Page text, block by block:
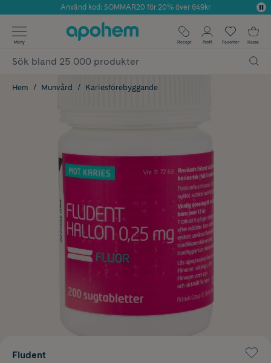
Årets Butik 2025 inom Skönhet
Använd kod: SOMMAR20 för 20% över 649kr
✓ Fri frakt
✓ Poäng på alla köp*
Meny Recept Profil Favoriter Kassa
Hem Munvård Kariesförebyggande
Fludent